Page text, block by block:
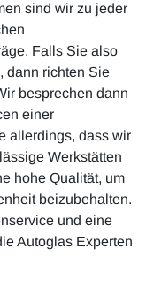
sind wir zu jeder
Falls Sie also
dann richten Sie
besprechen dann
einer
allerdings, dass wir
Werkstätten
hohe Qualität, um
beizubehalten.
und eine
Autoglas Experten